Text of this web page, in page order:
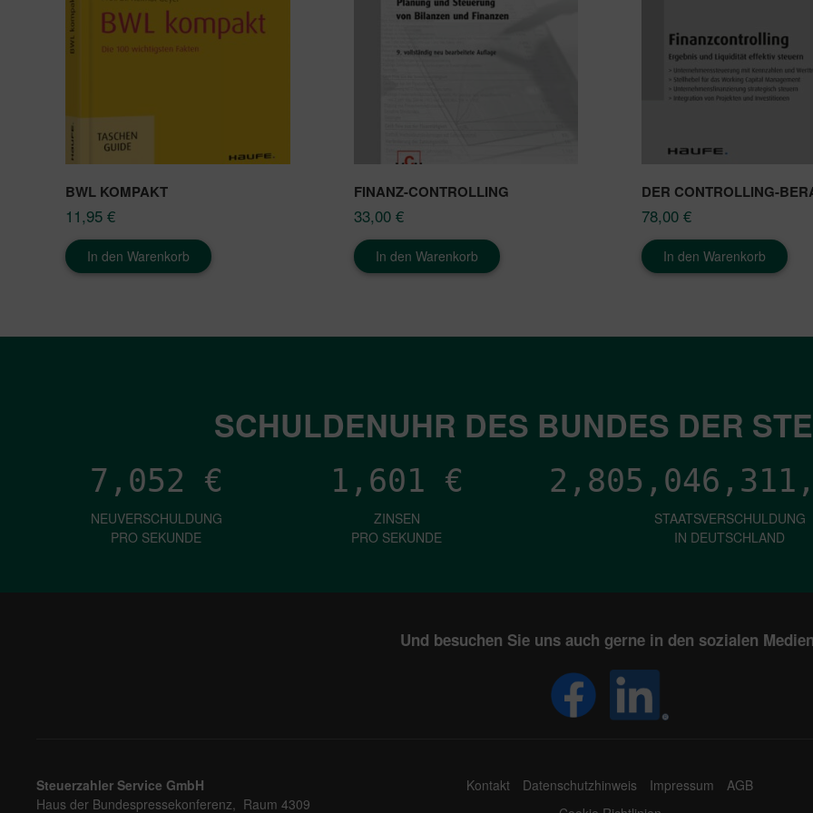
BWL KOMPAKT
11,95 €
In den Warenkorb
FINANZ-CONTROLLING
33,00 €
In den Warenkorb
DER CONTROLLING-
78,00 €
In den Warenkorb
SCHULDENUHR DES BUNDES DER
7,052 €
NEUVERSCHULDUNG
PRO SEKUNDE
1,601 €
ZINSEN
PRO SEKUNDE
STAATSVERSCHULDUNG
IN DEUTSCHLAND
Und besuchen Sie uns auch gerne in den sozialen
Steuerzahler Service GmbH
Haus der Bundespressekonferenz, Raum 4309
Kontakt Datenschutzhinweis Impressum
AGB